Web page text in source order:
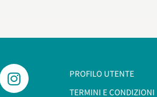
PROFILO UTENTE
TERMINI E CONDIZIONI